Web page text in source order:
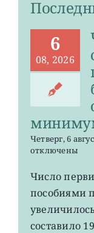
6
08, 2026
Четверг, 6
отключены
Число
пособиями
составило